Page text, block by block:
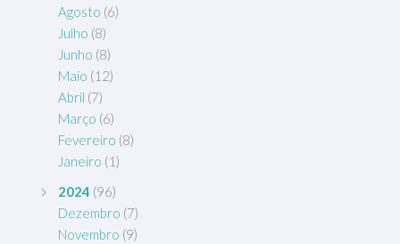
Agosto (6)
Julho (8)
Junho (8)
Maio (12)
Abril (7)
Março (6)
Fevereiro (8)
Janeiro (1)
2024 (96)
Dezembro (7)
Novembro (9)